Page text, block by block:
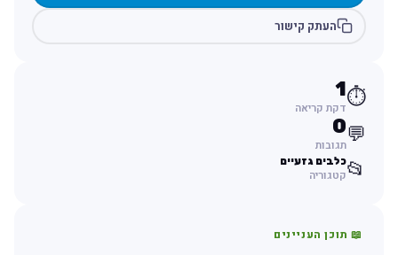
העתק קישור
⏱️
1
דקת קריאה
💬
0
תגובות
📂כלבים גזעיים
קטגוריה
📖 תוכן העניינים